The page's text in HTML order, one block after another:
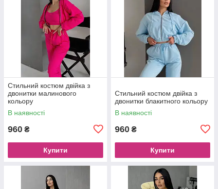
Стильний костюм двійка з
двонитки малинового
кольору
В наявності
960 ₴
Купити
Стильний костюм двійка з
двонитки блакитного кольору
В наявності
960 ₴
Купити